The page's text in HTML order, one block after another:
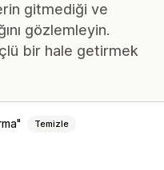
gitmediği ve
gözlemleyin.
bir hale getirmek
Temizle